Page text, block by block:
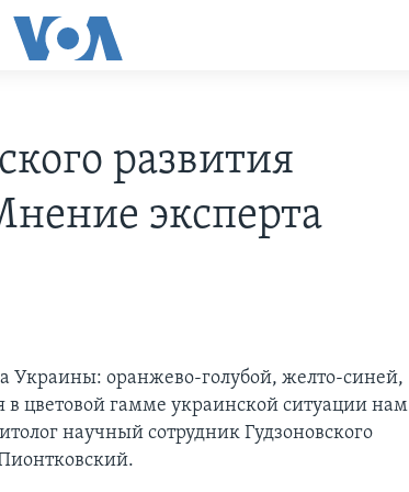
развития
эксперта
Украины: оранжево-голубой, желто-синей,
в цветовой гамме украинской ситуации нам
научный сотрудник Гудзоновского